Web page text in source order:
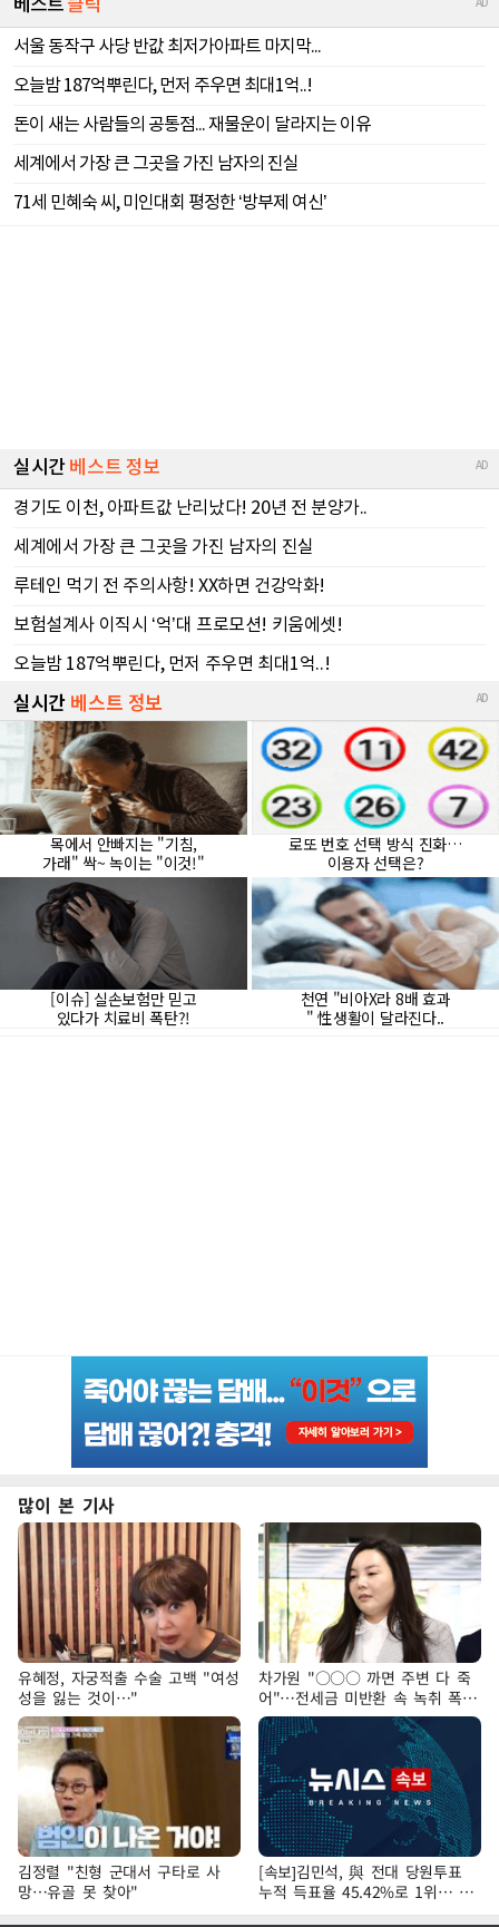
많이 본 기사
유혜정, 자궁적출 수술 고백 "여성
성을 잃는 것이…"
차가원 "○○○ 까면 주변 다 죽
어"…전세금 미반환 속 녹취 폭로
파장
김정렬 "친형 군대서 구타로 사
망…유골 못 찾아"
[속보]김민석, 與 전대 당원투표
누적 득표율 45.42%로 1위… 정
청래 44.56%